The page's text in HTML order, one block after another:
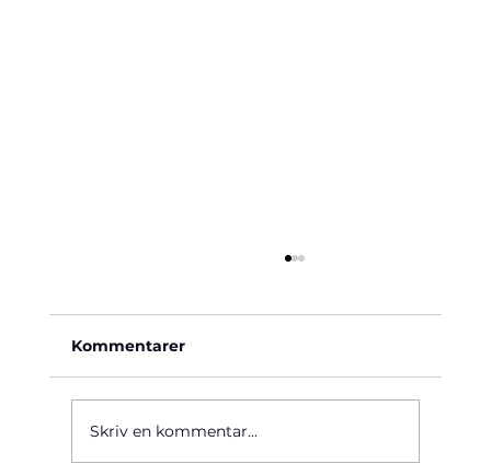
Kommentarer
Skriv en kommentar...